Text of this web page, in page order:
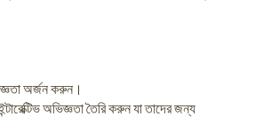
অৰ্জন করুন।
অভিজ্ঞতা তৈরি করুন যা তাদের জন্য